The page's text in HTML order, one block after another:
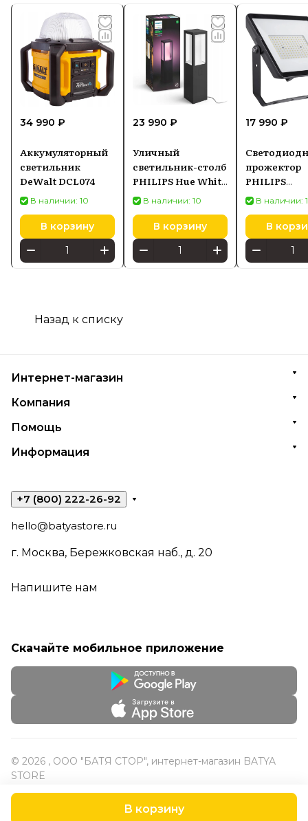
В корзину
34 990 ₽
Аккумуляторный
светильник
DeWalt DCL074
В наличии: 10
В корзину
23 990 ₽
Уличный
светильник-столб
PHILIPS Hue White
and Color
Ambiance Impress
черный 1743430P7
В наличии: 10
В корзину
17 990 ₽
прожектор
PHILIPS
ProjectLine
В наличии:
В
Назад к списку
Интернет-магазин
Компания
Помощь
Информация
+7 (800) 222-26-92
hello@batyastore.ru
г. Москва, Бережковская наб., д. 20
Напишите нам
Скачайте мобильное приложение
© 2026 , ООО "БАТЯ СТОР", интернет-магазин BATYA
STORE